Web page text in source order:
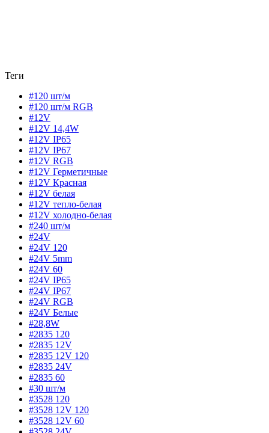
Теги
#120 шт/м
#120 шт/м RGB
#12V
#12V 14,4W
#12V IP65
#12V IP67
#12V RGB
#12V Герметичные
#12V Красная
#12V белая
#12V тепло-белая
#12V холодно-белая
#240 шт/м
#24V
#24V 120
#24V 5mm
#24V 60
#24V IP65
#24V IP67
#24V RGB
#24V Белые
#28,8W
#2835 120
#2835 12V
#2835 12V 120
#2835 24V
#2835 60
#30 шт/м
#3528 120
#3528 12V 120
#3528 12V 60